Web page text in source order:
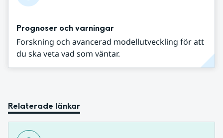
Prognoser och varningar
Forskning och avancerad modellutveckling för att
du ska veta vad som väntar.
Relaterade länkar